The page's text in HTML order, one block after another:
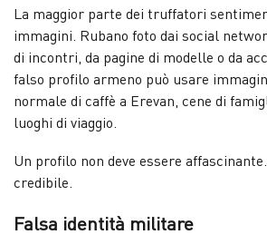
La maggior parte dei truffatori
immagini. Rubano foto dai social
di incontri, da pagine di modelle o da
falso profilo armeno può usare
normale di caffè a Erevan, cene di
luoghi di viaggio.
Un profilo non deve essere
credibile.
Falsa identità militare